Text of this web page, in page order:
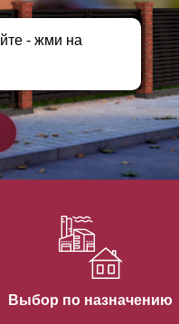
- жми на
Выбор по назначению